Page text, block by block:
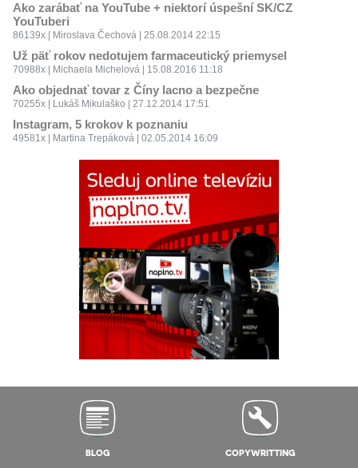
Ako zarábať na YouTube + niektorí úspešní SK/CZ
YouTuberi
86139x | Miroslava Čechová | 25.08.2014 22:15
Už päť rokov nedotujem farmaceutický priemysel
70988x | Michaela Michelová | 15.08.2016 11:18
Ako objednať tovar z Číny lacno a bezpečne
70255x | Lukáš Mikulaško | 27.12.2014 17:51
Instagram, 5 krokov k poznaniu
49581x | Martina Trepáková | 02.05.2014 16:09
BLOG COPYWRITTING